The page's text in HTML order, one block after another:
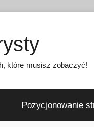
które musisz zobaczyć!
Pozycjonowanie